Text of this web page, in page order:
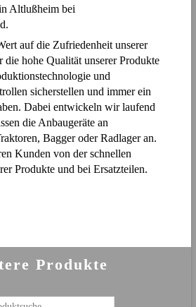
Altlußheim bei
auf die Zufriedenheit unserer
hohe Qualität unserer Produkte
und
sicherstellen und immer ein
Dabei entwickeln wir laufend
die Anbaugeräte an
Bagger oder Radlager an.
Kunden von der schnellen
Produkte und bei Ersatzteilen.
Produkte